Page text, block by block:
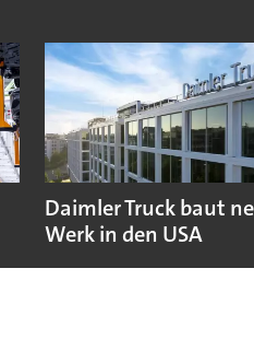
Daimler Truck baut
Werk in den USA